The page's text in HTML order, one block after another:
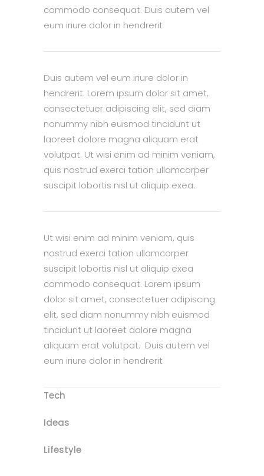
commodo consequat. Duis autem vel
eum iriure dolor in hendrerit
Duis autem vel eum iriure dolor in
hendrerit. Lorem ipsum dolor sit amet,
consectetuer adipiscing elit, sed diam
nonummy nibh euismod tincidunt ut
laoreet dolore magna aliquam erat
volutpat. Ut wisi enim ad minim veniam,
quis nostrud exerci tation ullamcorper
suscipit lobortis nisl ut aliquip exea.
Ut wisi enim ad minim veniam, quis
nostrud exerci tation ullamcorper
suscipit lobortis nisl ut aliquip exea
commodo consequat. Lorem ipsum
dolor sit amet, consectetuer adipiscing
elit, sed diam nonummy nibh euismod
tincidunt ut laoreet dolore magna
aliquam erat volutpat. Duis autem vel
eum iriure dolor in hendrerit
Tech
Ideas
Lifestyle